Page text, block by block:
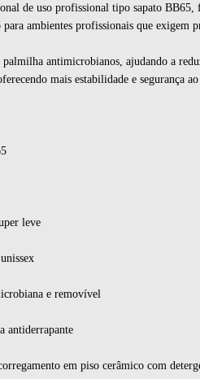
de uso profissional tipo sapato
ambientes profissionais que exigem
palmilha antimicrobianos, ajudando a
mais estabilidade e segurança ao
leve
e removível
antiderrapante
em piso cerâmico com